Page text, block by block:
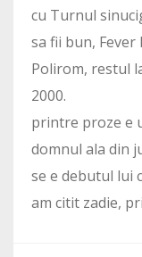
cu Turnul
sa fii bun, Fever
Polirom, restul
2000.
printre proze e
domnul ala din
se e debutul lui
am citit zadie,